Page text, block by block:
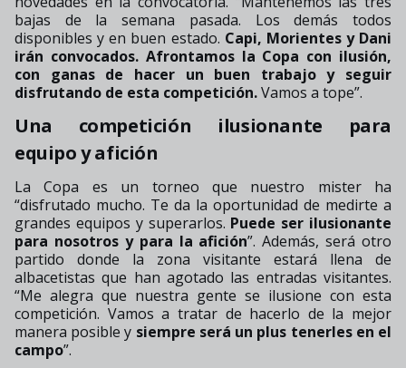
bajas de la semana pasada. Los demás todos
disponibles y en buen estado. Capi, Morientes y Dani
irán convocados. Afrontamos la Copa con ilusión,
con ganas de hacer un buen trabajo y seguir
disfrutando de esta competición.Vamos a tope”.
Una competición ilusionante para
equipo y afición
La Copa es un torneo que nuestro mister ha
“disfrutado mucho. Te da la oportunidad de medirte a
grandes equipos y superarlos. Puede ser ilusionante
para nosotros y para la afición”. Además, será otro
partido donde la zona visitante estará llena de
albacetistas que han agotado las entradas visitantes.
“Me alegra que nuestra gente se ilusione con esta
competición. Vamos a tratar de hacerlo de la mejor
manera posible y siempre será un plus tenerles en el
campo”.